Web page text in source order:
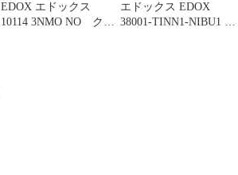
EDOX エドックス
10114 3NMO NO クォ
エドックス EDOX
38001-TINN1-NIBU1 ク